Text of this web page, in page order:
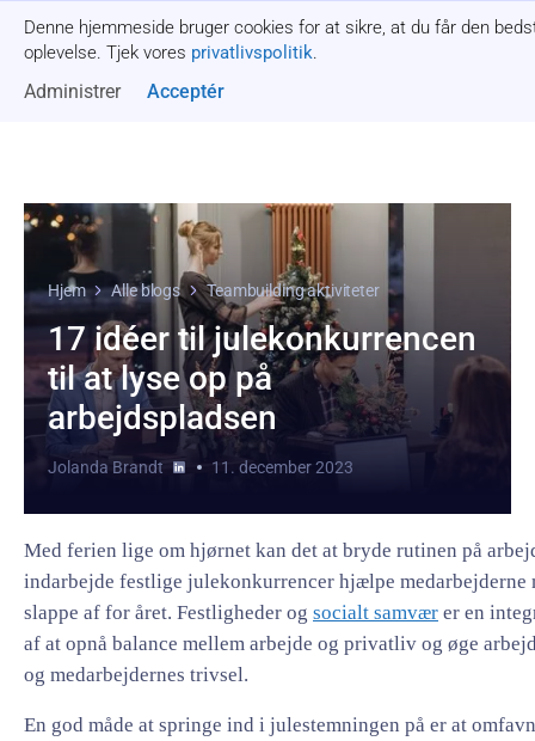
Denne hjemmeside bruger cookies for at sikre, at du får den
oplevelse. Tjek vores privatlivspolitik.
Administrer Acceptér
Hjem Alle blogs Teambuilding aktiviteter
17 idéer til julekonkurrencen
til at lyse op på
arbejdspladsen
Jolanda Brandt 11. december 2023
Med ferien lige om hjørnet kan det at bryde rutinen på
indarbejde festlige julekonkurrencer hjælpe medarbejderne
slappe af for året. Festligheder og socialt samvær er en
af at opnå balance mellem arbejde og privatliv og øge
og medarbejdernes trivsel.
En god måde at springe ind i julestemningen på er at